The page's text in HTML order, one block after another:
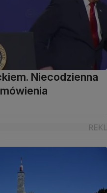
Niecodzienna